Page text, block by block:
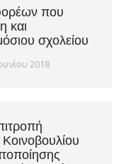
που
και
σχολείου
2018